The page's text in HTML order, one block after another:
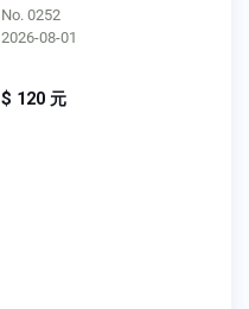
No. 0252
2026-08-01
$ 120 元